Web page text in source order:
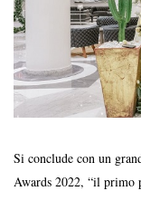
Si conclude con un
Awards 2022, “il primo